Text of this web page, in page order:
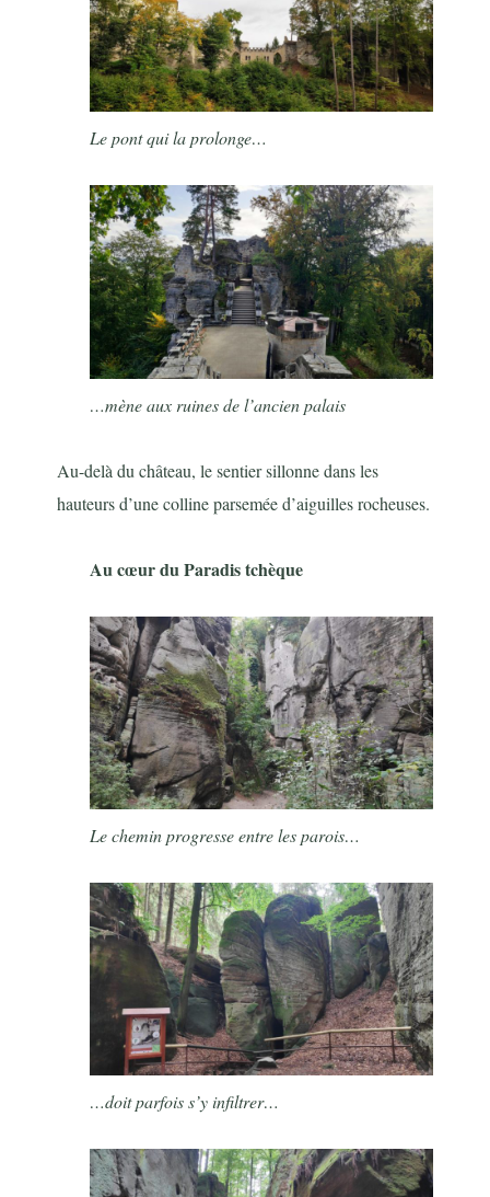
Le pont qui la prolonge…
…mène aux ruines de l’ancien palais
Au-delà du château, le sentier sillonne dans les
hauteurs d’une colline parsemée d’aiguilles rocheuses.
Au cœur du Paradis tchèque
Le chemin progresse entre les parois…
…doit parfois s’y infiltrer…